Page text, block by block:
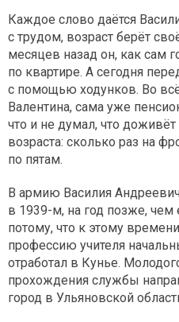
Каждое слово даётся
с трудом, возраст берёт
месяцев назад он, как сам
по квартире. А сегодня
с помощью ходунков. Во
Валентина, сама уже
что и не думал, что доживёт
возраста: сколько раз на
по пятам.
В армию Василия
в 1939-м, на год позже, чем
потому, что к этому
профессию учителя
отработал в Кунье.
прохождения службы
город в Ульяновской